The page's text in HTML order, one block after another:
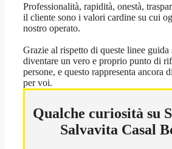
Professionalità, rapidità, onestà,
il cliente sono i valori cardine su cui
nostro operato.
Grazie al rispetto di queste linee guida
diventare un vero e proprio punto di
persone, e questo rappresenta ancora
per voi.
Qualche curiosità su
Salvavita Casal